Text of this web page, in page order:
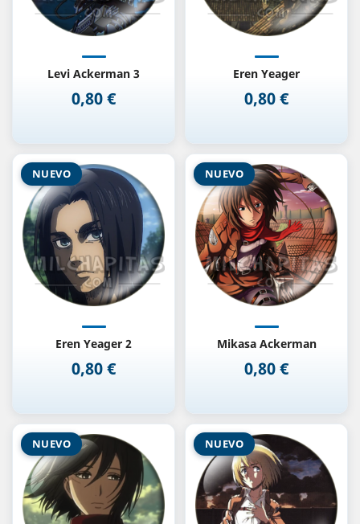
Levi Ackerman 3
Precio
0,80 €
Eren Yeager
Precio
0,80 €
Eren Yeager 2
Precio
0,80 €
NUEVO
Mikasa Ackerman
Precio
0,80 €
NUEVO
NUEVO NUEVO